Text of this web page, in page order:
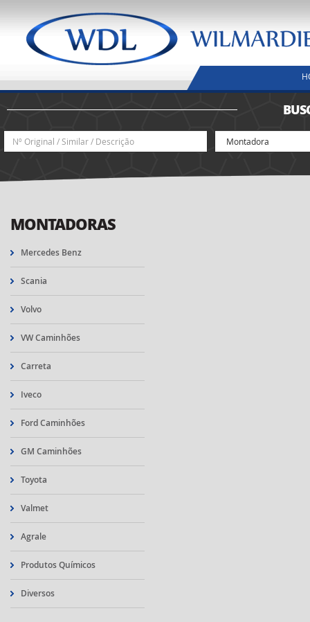
MONTADORAS
Mercedes Benz
Scania
Volvo
VW Caminhões
Carreta
Iveco
Ford Caminhões
GM Caminhões
Toyota
Valmet
Agrale
Produtos Químicos
Diversos